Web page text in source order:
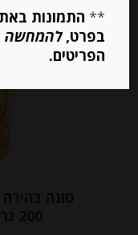
Out of
Stock
** התמונות
בפרט,להמחשה
הפריטים.